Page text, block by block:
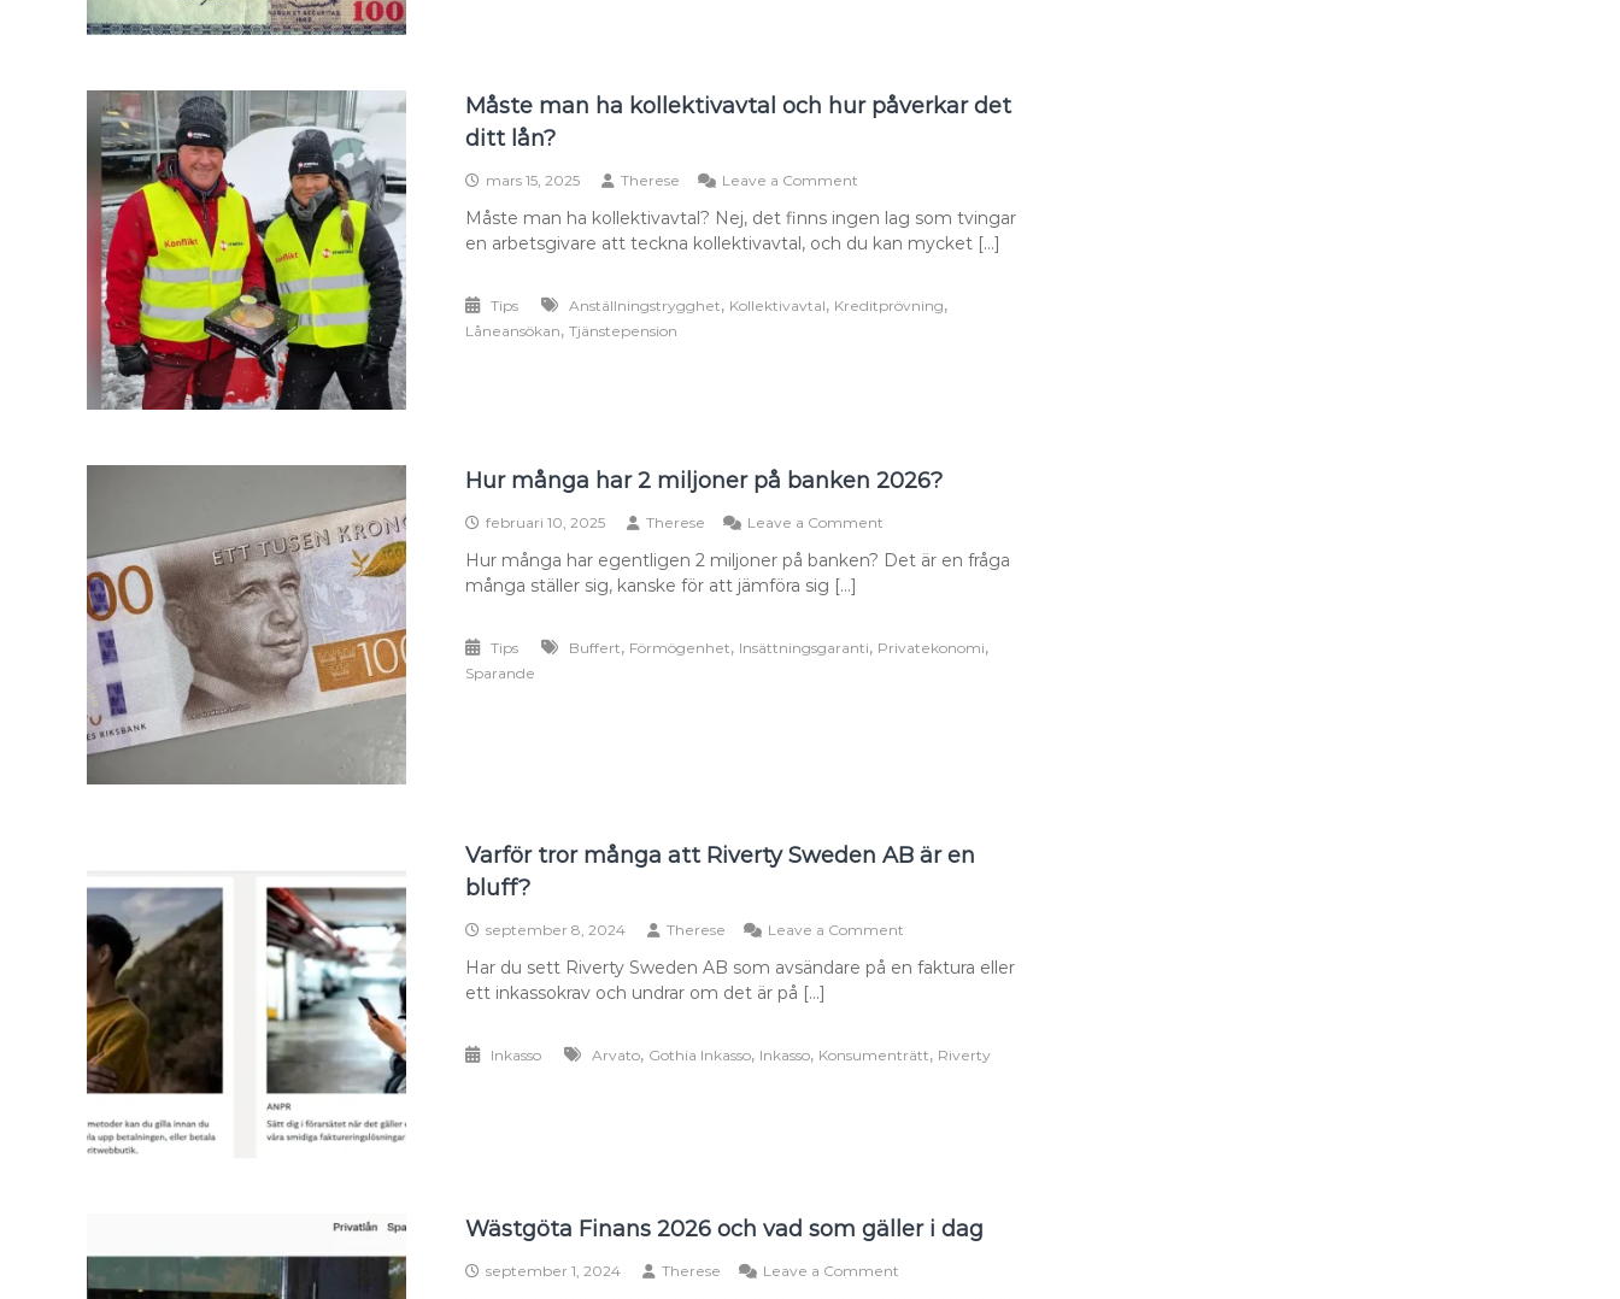
Måste man ha kollektivavtal och hur påverkar det
ditt lån?
mars 15, 2025 Therese Leave a Comment
man
ha
hur
Måste man ha kollektivavtal? Nej, det finns ingen lag som tvingar
en arbetsgivare att teckna kollektivavtal, och du kan mycket […]
Tips Anställningstrygghet, Kollektivavtal, Kreditprövning,
Låneansökan,Tjänstepension
Hur många har 2 miljoner på banken 2026?
februari 10, 2025 Therese Leave a Comment
många
på
Hur många har egentligen 2 miljoner på banken? Det är en fråga
många ställer sig, kanske för att jämföra sig […]
Tips Buffert, Förmögenhet, Insättningsgaranti, Privatekonomi,
Sparande
Varför tror många att Riverty Sweden AB är en
bluff?
september 8, 2024 Therese Leave a Comment
tror
Sweden
Har du sett Riverty Sweden AB som avsändare på en faktura eller
ett inkassokrav och undrar om det är på […]
Inkasso Arvato, Gothia Inkasso, Inkasso, Konsumenträtt, Riverty
Wästgöta Finans 2026 och vad som gäller i dag
september 1, 2024 Therese Leave a Comment